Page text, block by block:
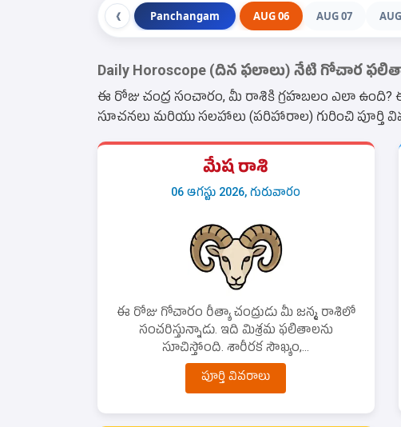
❮ Panchangam AUG 06 AUG 07
Daily Horoscope (దిన ఫలాలు) నేటి గోచార
ఈ రోజు చంద్ర సంచారం, మీ రాశికి గ్రహబలం ఎలా ఉంది? ఈ
సూచనలు మరియు సలహాలు (పరిహారాల) గురించి పూర్తి
మేష రాశి
06 ఆగస్టు 2026, గురువారం
ఈ రోజు గోచారం రీత్యా చంద్రుడు మీ జన్మ రాశిలో
సంచరిస్తున్నాడు. ఇది మిశ్రమ ఫలితాలను
సూచిస్తోంది. శారీరక సౌఖ్యం,...
పూర్తి వివరాలు